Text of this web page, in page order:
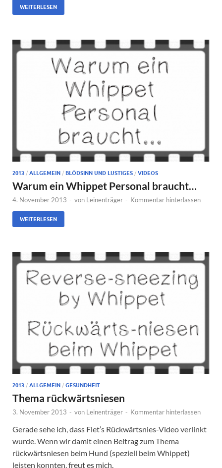
WEITERLESEN
2013 / ALLGEMEIN / BLÖDSINN UND LUSTIGES / VIDEOS
Warum ein Whippet Personal braucht…
4. November 2013 - von Leinenträger - Kommentar hinterlassen
WEITERLESEN
2013 / ALLGEMEIN / GESUNDHEIT
Thema rückwärtsniesen
3. November 2013 - von Leinenträger - Kommentar hinterlassen
Gerade sehe ich, dass Flet’s Rückwärtsnies-Video verlinkt
wurde. Wenn wir damit einen Beitrag zum Thema
rückwärtsniesen beim Hund (speziell beim Whippet)
leisten konnten, freut es mich.